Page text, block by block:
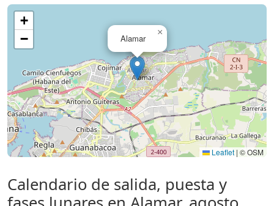
Alamar
×
+
−
Leaflet | © OSM
Calendario de salida, puesta y